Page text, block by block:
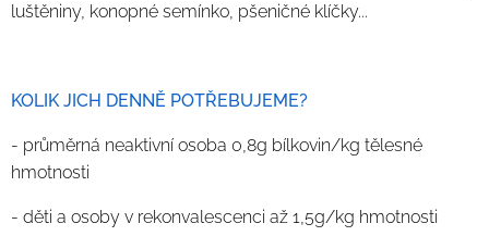
luštěniny, konopné semínko, pšeničné klíčky...
KOLIK JICH DENNĚ POTŘEBUJEME?
- průměrná neaktivní osoba 0,8g bílkovin/kg tělesné
hmotnosti
- děti a osoby v rekonvalescenci až 1,5g/kg hmotnosti